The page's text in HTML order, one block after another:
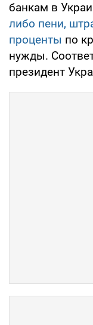
банкам в
либо пени,
проценты по
нужды.
президент